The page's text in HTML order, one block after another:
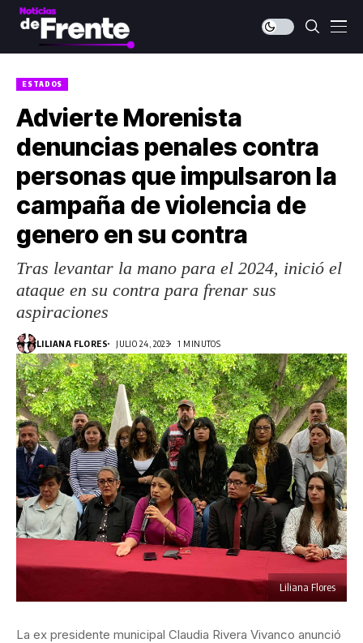
ESTADOS
Advierte Morenista
denuncias penales contra
personas que impulsaron la
campaña de violencia de
genero en su contra
Tras levantar la mano para el 2024, inició el
ataque en su contra para frenar sus
aspiraciones
LILIANA FLORES JULIO 24, 2023 1 MINUTOS
Liliana Flores
La ex presidente municipal Claudia Rivera Vivanco anunció